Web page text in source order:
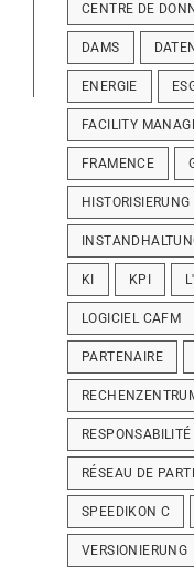
CENTRE DE
DAMS
ENERGIE
FACILITY
FRAMENCE
HISTORISIERUNG
KI KPI
LOGICIEL CAFM
PARTENAIRE
RÉSEAU DE
SPEEDIKON C
VERSIONIERUNG